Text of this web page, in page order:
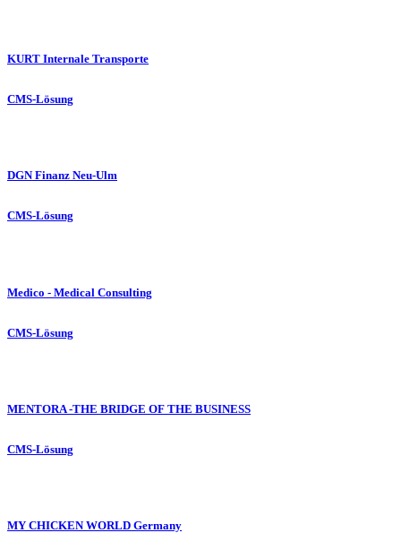
KURT Internale Transporte
CMS-Lösung
DGN Finanz Neu-Ulm
CMS-Lösung
Medico - Medical Consulting
CMS-Lösung
MENTORA -THE BRIDGE OF THE BUSINESS
CMS-Lösung
MY CHICKEN WORLD Germany